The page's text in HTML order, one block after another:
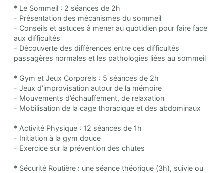
* Le Sommeil : 2 séances de 2h
- Présentation des mécanismes du sommeil
- Conseils et astuces à mener au quotidien pour faire face
aux difficultés
- Découverte des différences entre ces difficultés
passagères normales et les pathologies liées au sommeil
* Gym et Jeux Corporels : 5 séances de 2h
- Jeux d’improvisation autour de la mémoire
- Mouvements d’échauffement, de relaxation
- Mobilisation de la cage thoracique et des abdominaux
* Activité Physique : 12 séances de 1h
- Initiation à la gym douce
- Exercice sur la prévention des chutes
* Sécurité Routière : une séance théorique (3h), suivie ou